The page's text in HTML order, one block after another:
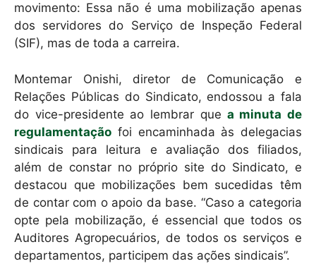
movimento: Essa não é uma mobilização apenas
dos servidores do Serviço de Inspeção Federal
(SIF), mas de toda a carreira.
Montemar Onishi, diretor de Comunicação e
Relações Públicas do Sindicato, endossou a fala
do vice-presidente ao lembrar que a minuta de
regulamentação foi encaminhada às delegacias
sindicais para leitura e avaliação dos filiados,
além de constar no próprio site do Sindicato, e
destacou que mobilizações bem sucedidas têm
de contar com o apoio da base. “Caso a categoria
opte pela mobilização, é essencial que todos os
Auditores Agropecuários, de todos os serviços e
departamentos, participem das ações sindicais”.